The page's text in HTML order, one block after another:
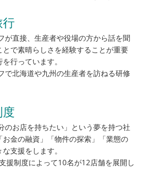
が直接、生産者や役場の方から話を聞
とで素晴らしさを経験することが重要
行っています。
で北海道や九州の生産者を訪ねる研修
のお店を持ちたい」という夢を持つ社
お金の融資」「物件の探索」「業態の
支援をします。
援制度によって10名が12店舗を展開し